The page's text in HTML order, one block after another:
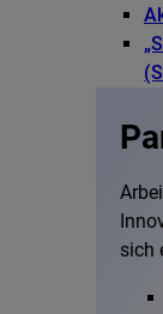
sich